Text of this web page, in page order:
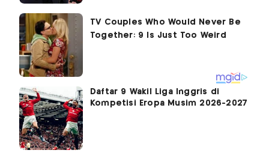
Daftar 9 Wakil Liga Inggris di
Kompetisi Eropa Musim 2026-2027